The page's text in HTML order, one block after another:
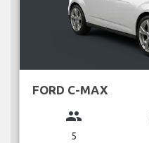
FORD C-MAX
group
5